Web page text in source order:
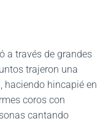
a través de grandes
trajeron una
haciendo hincapié en
coros con
cantando